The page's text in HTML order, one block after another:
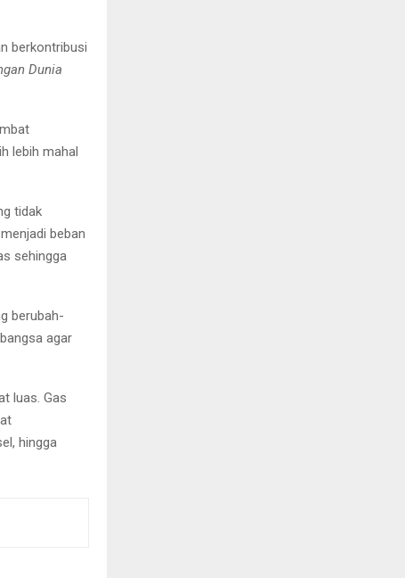
berkontribusi
Dunia
lebih mahal
tidak
beban
sehingga
berubah-
agar
luas. Gas
hingga